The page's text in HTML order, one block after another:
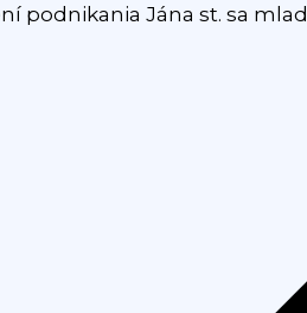
podnikania Jána st. sa